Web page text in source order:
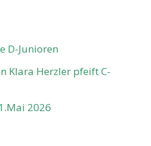
D-Junioren
Klara Herzler pfeift C-
2026